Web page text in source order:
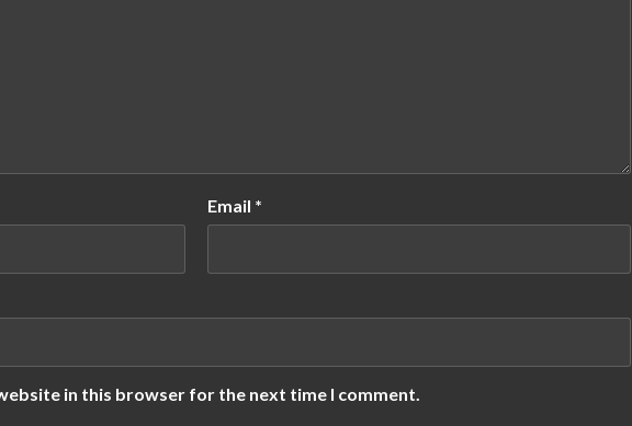
Email *
in this browser for the next time I comment.